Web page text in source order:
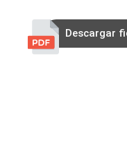
Descargar